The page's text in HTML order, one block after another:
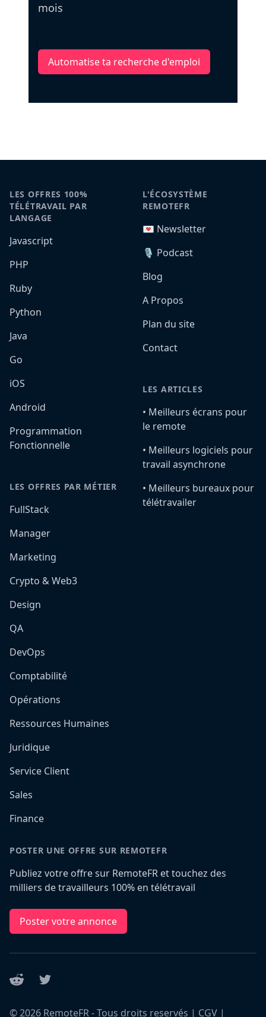
mois
Automatise ta recherche d'emploi
LES OFFRES 100%
TÉLÉTRAVAIL PAR
LANGAGE
Javascript
PHP
Ruby
Python
Java
Go
iOS
Android
Programmation
Fonctionnelle
LES OFFRES PAR MÉTIER
FullStack
Manager
Marketing
Crypto & Web3
Design
QA
DevOps
Comptabilité
Opérations
Ressources Humaines
Juridique
Service Client
Sales
Finance
L'ÉCOSYSTÈME
REMOTEFR
💌 Newsletter
🎙️ Podcast
Blog
A Propos
Plan du site
Contact
LES ARTICLES
•️ Meilleurs écrans pour
le remote
•️ Meilleurs logiciels pour
travail asynchrone
•️ Meilleurs bureaux pour
télétravailer
POSTER UNE OFFRE SUR REMOTEFR
Publiez votre offre sur RemoteFR et touchez des
milliers de travailleurs 100% en télétravail
Poster votre annonce
Reddit Twitter
©2026 RemoteFR - Tous droits reservés | CGV |